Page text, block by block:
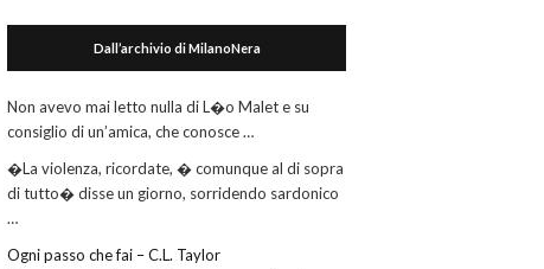
Dall’archivio di MilanoNera
Non avevo mai letto nulla di L�o Malet e su
consiglio di un’amica, che conosce …
�La violenza, ricordate, � comunque al di sopra
di tutto� disse un giorno, sorridendo sardonico
…
Ogni passo che fai – C.L. Taylor